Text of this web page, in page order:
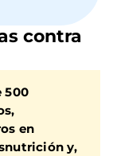
contra
500
,
en
y,